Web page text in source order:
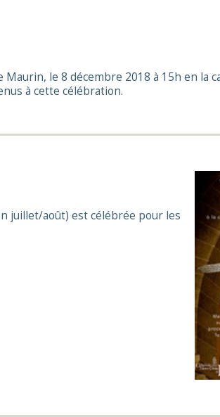
le 8 décembre 2018 à 15h en la
à cette célébration.
juillet/août) est célébrée pour les